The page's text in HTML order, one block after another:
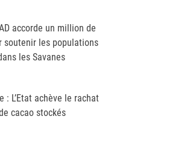
accorde un million de
soutenir les populations
les Savanes
: L’Etat achève le rachat
cacao stockés